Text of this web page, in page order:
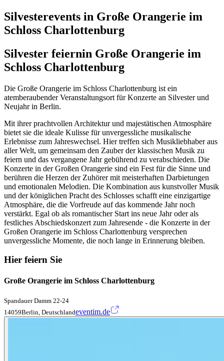
Silvesterevents in Große Orangerie im
Schloss Charlottenburg
Silvester feiernin Große Orangerie im
Schloss Charlottenburg
Die Große Orangerie im Schloss Charlottenburg ist ein
atemberaubender Veranstaltungsort für Konzerte an Silvester und
Neujahr in Berlin.
Mit ihrer prachtvollen Architektur und majestätischen Atmosphäre
bietet sie die ideale Kulisse für unvergessliche musikalische
Erlebnisse zum Jahreswechsel. Hier treffen sich Musikliebhaber aus
aller Welt, um gemeinsam den Zauber der klassischen Musik zu
feiern und das vergangene Jahr gebührend zu verabschieden. Die
Konzerte in der Großen Orangerie sind ein Fest für die Sinne und
berühren die Herzen der Zuhörer mit meisterhaften Darbietungen
und emotionalen Melodien. Die Kombination aus kunstvoller Musik
und der königlichen Pracht des Schlosses schafft eine einzigartige
Atmosphäre, die die Vorfreude auf das kommende Jahr noch
verstärkt. Egal ob als romantischer Start ins neue Jahr oder als
festliches Abschiedskonzert zum Jahresende - die Konzerte in der
Großen Orangerie im Schloss Charlottenburg versprechen
unvergessliche Momente, die noch lange in Erinnerung bleiben.
Hier feiern Sie
Große Orangerie im Schloss Charlottenburg
Spandauer Damm 22-24
14059Berlin, Deutschlandeventim.de